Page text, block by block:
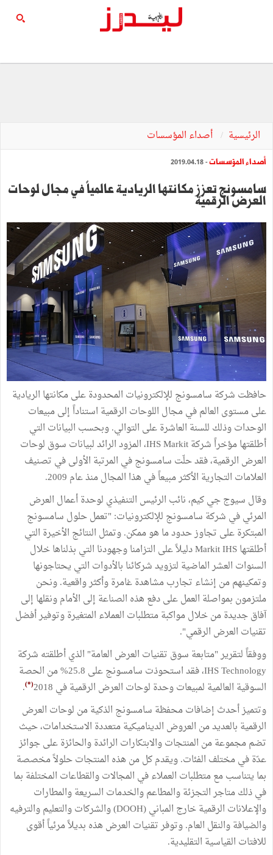
الرئيسية أصداء المؤسسات
أصداء المؤسسات- 2019.04.18
سامسونج تعزز مكانتها الريادية عالمياً في مجال لوحات
العرض الرقمية
حافظت شركة سامسونج للإلكترونيات المحدودة على مكانتها الريادية
على مستوى العالم في مجال اللوحات الرقمية استناداً إلى مبيعات
الوحدات وذلك للسنة العاشرة على التوالي. وبحسب البيانات التي
أطلقتها مؤخراً شركة IHS Markit، المزود الرائد لبيانات سوق لوحات
العرض الرقمية، فقد حلّت سامسونج في المرتبة الأولى في تصنيف
العلامات التجارية الأكثر مبيعاً في هذا المجال منذ عام 2009.
وقال سيوج جي كيم، نائب الرئيس التنفيذي لوحدة أعمال العرض
المرئي في شركة سامسونج للإلكترونيات: "تعمل حلول سامسونج
المبتكرة على تجاوز حدود ما هو ممكن. وتمثل النتائج الأخيرة التي
أطلقتها Markit IHS دليلاً على التزامنا وجهودنا التي بذلناها خلال
السنوات العشر الماضية لتزويد شركائنا بالأدوات التي يحتاجونها
وتمكينهم من إنشاء تجارب مشاهدة غامرة وأكثر واقعية. ونحن
ملتزمون بمواصلة العمل على دفع هذه الصناعة إلى الأمام ونقلها إلى
آفاق جديدة من خلال مواكبة متطلبات العملاء المتغيرة وتوفير أفضل
تقنيات العرض الرقمي".
ووفقاً لتقرير "متابعة سوق تقنيات العرض العامة" الذي أطلقته شركة
IHS Technology، فقد استحوذت سامسونج على 25.8% من الحصة
السوقية العالمية لمبيعات وحدة لوحات العرض الرقمية في 2018
(*)
.
وتتميز أحدث إضافات محفظة سامسونج الذكية من لوحات العرض
الرقمية بالعديد من العروض الديناميكية متعددة الاستخدامات، حيث
تضم مجموعة من المنتجات والابتكارات الرائدة والحائزة على جوائز
عدّة في مختلف الفئات. ويقدم كل من هذه المنتجات حلولاً مخصصة
بما يتناسب مع متطلبات العملاء في المجالات والقطاعات المختلفة بما
في ذلك متاجر التجزئة والمطاعم والخدمات السريعة والمطارات
والإعلانات الرقمية خارج المباني (DOOH) والشركات والتعليم والترفيه
والضيافة والنقل العام. وتوفر تقنيات العرض هذه بديلاً مرئياً أقوى
للافتات القياسية التقليدية.